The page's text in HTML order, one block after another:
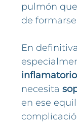
pulmón
de
En
inflamatorio
necesita
en ese